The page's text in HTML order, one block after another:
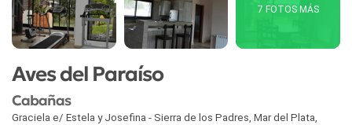
7 FOTOS MÁS
Aves del Paraíso
Cabañas
Graciela e/ Estela y Josefina - Sierra de los Padres Mar del Plata